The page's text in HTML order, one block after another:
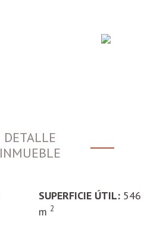
DETALLE
INMUEBLE
SUPERFICIE ÚTIL: 546
m 2